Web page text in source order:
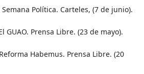
Semana Política. Carteles, (7 de junio).
GUAO. Prensa Libre. (23 de mayo).
Habemus. Prensa Libre. (20